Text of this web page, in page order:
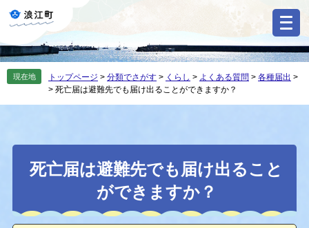
の
先
す
ー
を
し
現在地 トップページ > 分類でさがす > くらし > よくある質問 > 各種届出 >
> 死亡届は避難先でも届け出ることができますか？
本
死亡届は避難先でも届け出ること
ができますか？